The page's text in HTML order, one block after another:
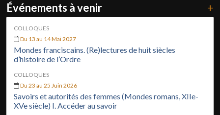
Événements à venir +
COLLOQUES
Du 13 au 14 Mai 2027
Mondes franciscains. (Re)lectures de huit siècles
d’histoire de l’Ordre
COLLOQUES
Du 23 au 25 Juin 2026
Savoirs et autorités des femmes (Mondes romans, XIIe-
XVe siècle) I. Accéder au savoir